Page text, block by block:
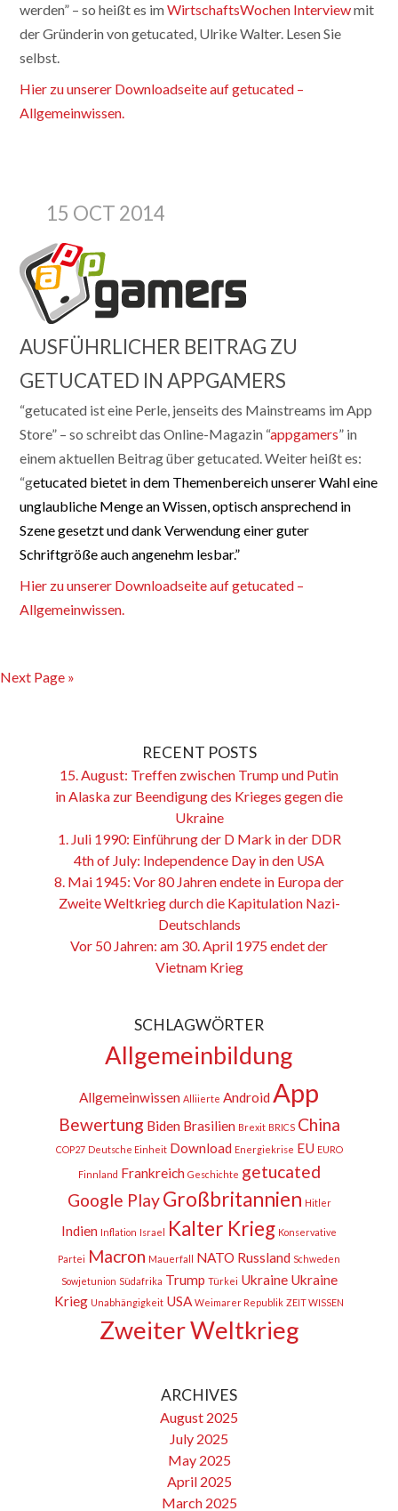
werden” – so heißt es imWirtschaftsWochen Interviewmit
der Gründerin von getucated, Ulrike Walter. Lesen Sie
selbst.
Hier zu unserer Downloadseite auf getucated –
Allgemeinwissen.
15 OCT 2014
AUSFÜHRLICHER BEITRAG ZU
GETUCATED IN APPGAMERS
“getucated ist eine Perle, jenseits des Mainstreams im App
Store” – so schreibt das Online-Magazin “appgamers” in
einem aktuellen Beitrag über getucated. Weiter heißt es:
“getucated bietet in dem Themenbereich unserer Wahl eine
unglaubliche Menge an Wissen, optisch ansprechend in
Szene gesetzt und dank Verwendung einer guter
Schriftgröße auch angenehm lesbar.”
Hier zu unserer Downloadseite auf getucated –
Allgemeinwissen.
Next Page »
RECENT POSTS
15. August: Treffen zwischen Trump und Putin
in Alaska zur Beendigung des Krieges gegen die
Ukraine
1. Juli 1990: Einführung der D Mark in der DDR
4th of July: Independence Day in den USA
8. Mai 1945: Vor 80 Jahren endete in Europa der
Zweite Weltkrieg durch die Kapitulation Nazi-
Deutschlands
Vor 50 Jahren: am 30. April 1975 endet der
Vietnam Krieg
SCHLAGWÖRTER
Allgemeinbildung
Allgemeinwissen Alliierte Android App
Bewertung Biden Brasilien Brexit BRICS China
COP27 Deutsche Einheit Download Energiekrise EU EURO
Finnland Frankreich Geschichte getucated
Google PlayGroßbritannien Hitler
Indien Inflation Israel Kalter Krieg Konservative
Partei Macron Mauerfall NATO Russland Schweden
Sowjetunion Südafrika Trump Türkei Ukraine Ukraine
Krieg Unabhängigkeit USA Weimarer Republik ZEIT WISSEN
Zweiter Weltkrieg
ARCHIVES
August 2025
July 2025
May 2025
April 2025
March 2025